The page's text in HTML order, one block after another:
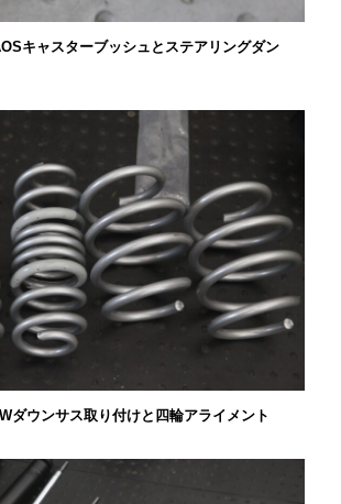
キャスターブッシュとステアリングダン
ダウンサス取り付けと四輪アライメント